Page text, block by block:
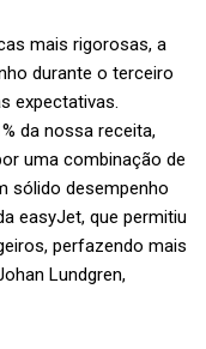
mais rigorosas, a
durante o terceiro
expectativas.
da nossa receita,
uma combinação de
sólido desempenho
easyJet, que permitiu
perfazendo mais
Lundgren,